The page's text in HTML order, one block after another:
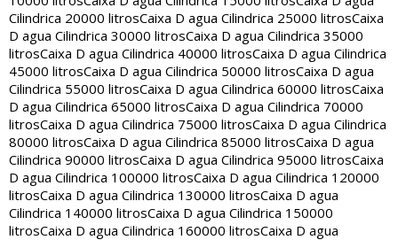
Cilindrica 20000 litrosCaixa D agua Cilindrica 25000 litrosCaixa
D agua Cilindrica 30000 litrosCaixa D agua Cilindrica 35000
litrosCaixa D agua Cilindrica 40000 litrosCaixa D agua Cilindrica
45000 litrosCaixa D agua Cilindrica 50000 litrosCaixa D agua
Cilindrica 55000 litrosCaixa D agua Cilindrica 60000 litrosCaixa
D agua Cilindrica 65000 litrosCaixa D agua Cilindrica 70000
litrosCaixa D agua Cilindrica 75000 litrosCaixa D agua Cilindrica
80000 litrosCaixa D agua Cilindrica 85000 litrosCaixa D agua
Cilindrica 90000 litrosCaixa D agua Cilindrica 95000 litrosCaixa
D agua Cilindrica 100000 litrosCaixa D agua Cilindrica 120000
litrosCaixa D agua Cilindrica 130000 litrosCaixa D agua
Cilindrica 140000 litrosCaixa D agua Cilindrica 150000
litrosCaixa D agua Cilindrica 160000 litrosCaixa D agua